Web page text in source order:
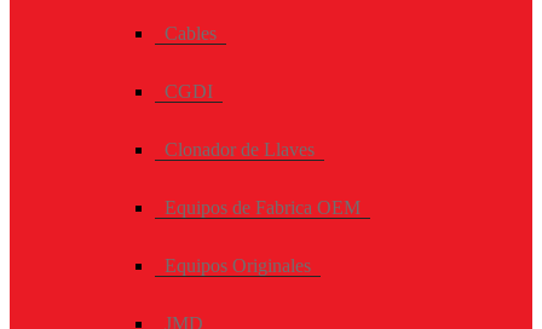
Cables
CGDI
Clonador de Llaves
Equipos de Fabrica OEM
Equipos Originales
JMD